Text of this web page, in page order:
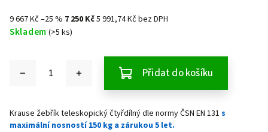
9 667 Kč–25 % 7 250 Kč5 991,74 Kč bez DPH
Skladem (>5 ks)
Přidat do košíku
Krause žebřík teleskopický čtyřdílný dle normy ČSN EN 131 s
maximální nosností 150 kg a zárukou 5 let.